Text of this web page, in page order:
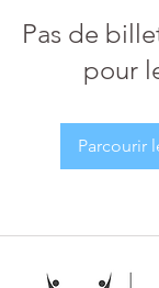
Pas de
pour
Parcourir